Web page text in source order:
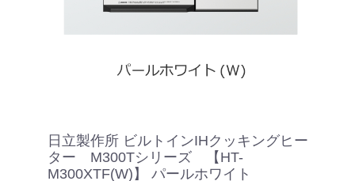
日立製作所 ビルトインIHクッキングヒー
ター M300Tシリーズ 【HT-
M300XTF(W)】 パールホワイト